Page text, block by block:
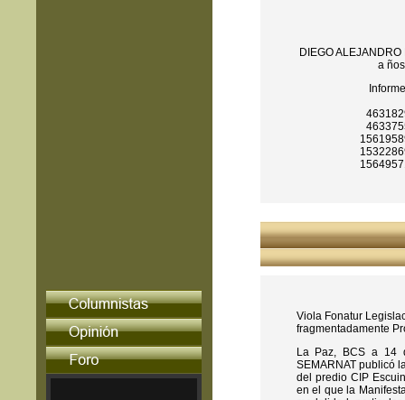
DIEGO
a ños
Viola Fonatur
fragmentadamente
La Paz, BCS a 14
SEMARNAT publicó
del predio CIP
en el que la